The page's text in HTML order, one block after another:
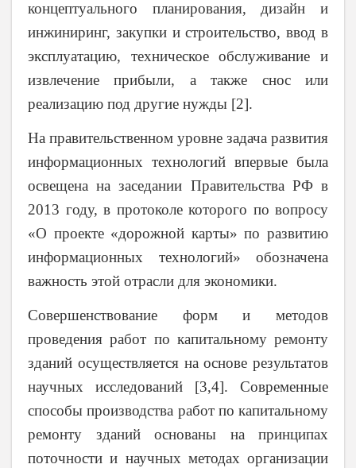
концептуального планирования, дизайн и
инжиниринг, закупки и строительство, ввод в
эксплуатацию, техническое обслуживание и
извлечение прибыли, а также снос или
реализацию под другие нужды [2].
На правительственном уровне задача развития
информационных технологий впервые была
освещена на заседании Правительства РФ в
2013 году, в протоколе которого по вопросу
«О проекте «дорожной карты» по развитию
информационных технологий» обозначена
важность этой отрасли для экономики.
Совершенствование форм и методов
проведения работ по капитальному ремонту
зданий осуществляется на основе результатов
научных исследований [3,4]. Современные
способы производства работ по капитальному
ремонту зданий основаны на принципах
поточности и научных методах организации